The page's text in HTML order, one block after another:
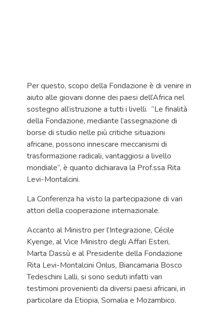
Per questo, scopo della Fondazione è di venire in
aiuto alle giovani donne dei paesi dell’Africa nel
sostegno all’istruzione a tutti i livelli. “Le finalità
della Fondazione, mediante l’assegnazione di
borse di studio nelle più critiche situazioni
africane, possono innescare meccanismi di
trasformazione radicali, vantaggiosi a livello
mondiale”, è quanto dichiarava la Prof.ssa Rita
Levi-Montalcini.
La Conferenza ha visto la partecipazione di vari
attori della cooperazione internazionale.
Accanto al Ministro per l’Integrazione, Cécile
Kyenge, al Vice Ministro degli Affari Esteri,
Marta Dassù e al Presidente della Fondazione
Rita Levi-Montalcini Onlus, Biancamaria Bosco
Tedeschini Lalli, si sono seduti infatti vari
testimoni provenienti da diversi paesi africani, in
particolare da Etiopia, Somalia e Mozambico.